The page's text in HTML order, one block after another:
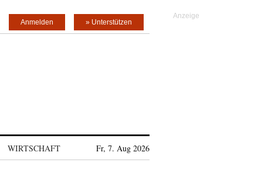
» Unterstützen
Anmelden
WIRTSCHAFT Fr, 7. Aug 2026